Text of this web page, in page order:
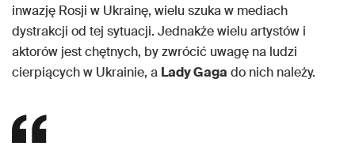
inwazję Rosji w Ukrainę, wielu szuka w mediach
dystrakcji od tej sytuacji. Jednakże wielu artystów i
aktorów jest chętnych, by zwrócić uwagę na ludzi
cierpiących w Ukrainie, a Lady Gaga do nich należy.